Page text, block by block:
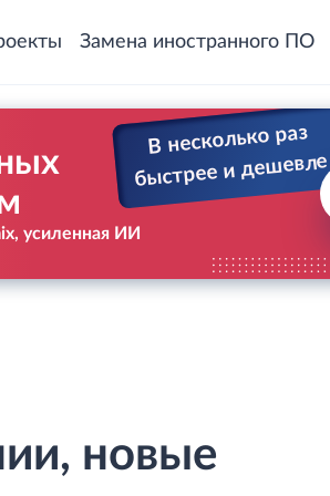
Замена иностранного ПО
В несколько раз
быстрее и дешевле
усиленная ИИ
новые